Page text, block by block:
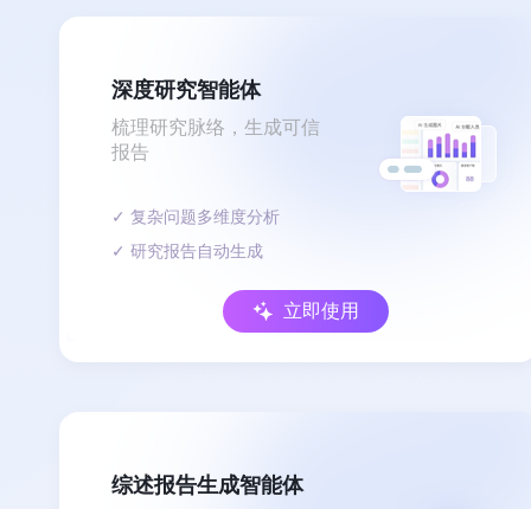
深度研究智能体
梳理研究脉络，生成可信
报告
✓ 复杂问题多维度分析
✓ 研究报告自动生成
立即使用
综述报告生成智能体